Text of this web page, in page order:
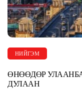
НИЙГЭМ
ӨНӨӨДӨР
ДУЛААН